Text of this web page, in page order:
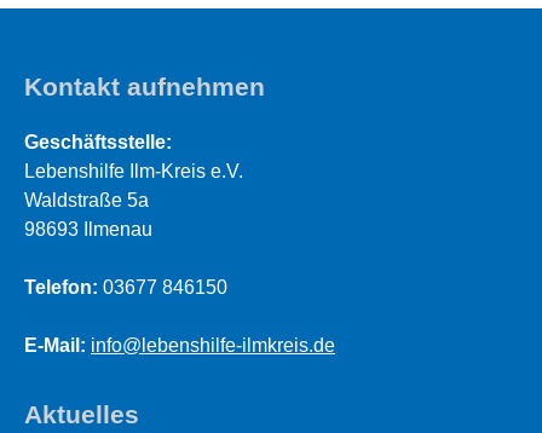
Kontakt aufnehmen
Geschäftsstelle:
Lebenshilfe Ilm-Kreis e.V.
Waldstraße 5a
98693 Ilmenau
Telefon: 03677 846150
E-Mail: info@lebenshilfe-ilmkreis.de
Aktuelles